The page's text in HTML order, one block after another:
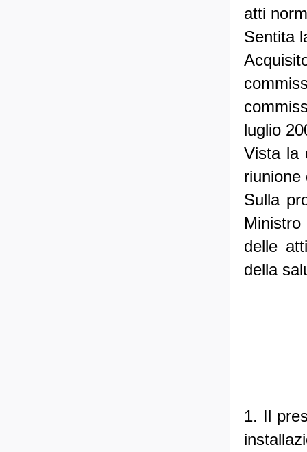
atti
Sentita
luglio
Vista la
riunione
Sulla
delle
della
1. Il